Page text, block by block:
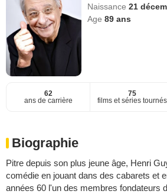
Naissance21
Age89 ans
62
ans de carrière
75
films et séries tournés
Biographie
Pitre depuis son plus jeune âge, Henri
comédie en jouant dans des cabarets et
années 60 l'un des membres fondateurs